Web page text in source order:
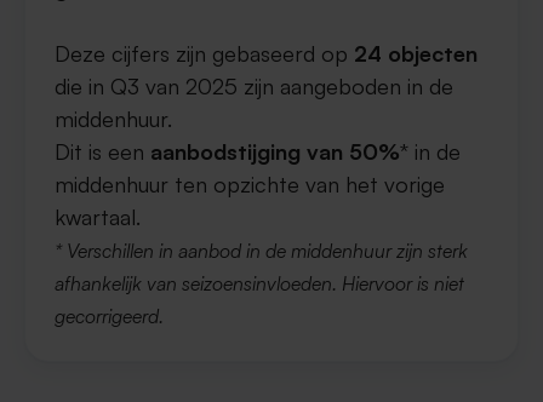
Deze cijfers zijn gebaseerd op 24 objecten
die in Q3 van 2025 zijn aangeboden in de
middenhuur.
Dit is een aanbodstijging van 50%* in de
middenhuur ten opzichte van het vorige
kwartaal.
* Verschillen in aanbod in de middenhuur zijn sterk
afhankelijk van seizoensinvloeden. Hiervoor is niet
gecorrigeerd.